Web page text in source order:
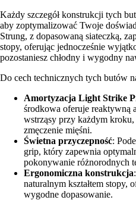
Każdy szczegół konstrukcji tych
aby zoptymalizować Twoje
Strung, z dopasowaną siateczką,
stopy, oferując jednocześnie
pozostaniesz chłodny i wygodny
Do cech technicznych tych butów
Amortyzacja Light Strike
środkowa oferuje reaktywną
wstrząsy przy każdym
zmęczenie mięśni.
Świetna przyczepność:
grip, który zapewnia
pokonywanie różnorodnych
Ergonomiczna konstrukcja
naturalnym kształtem stopy,
wygodne dopasowanie.